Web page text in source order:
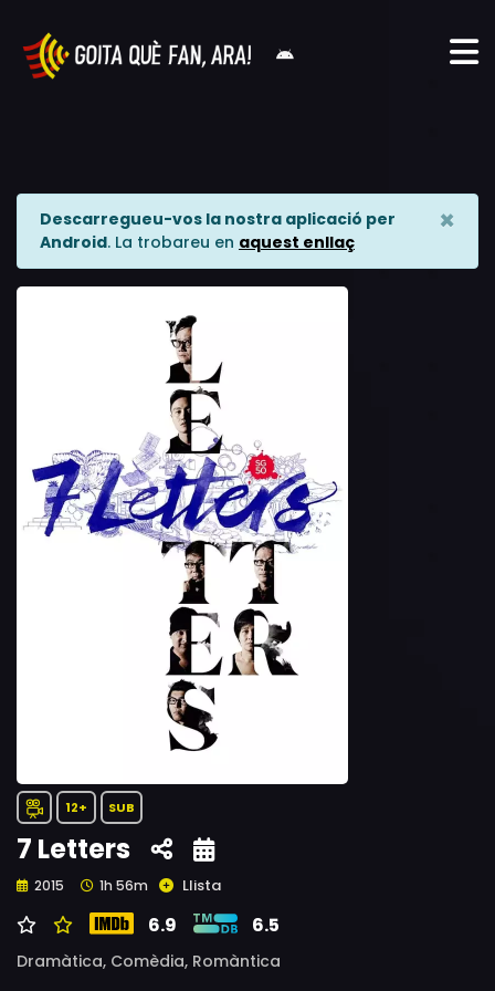
Descarregueu-vos la nostra aplicació per
Android. La trobareu en aquest enllaç
×
12+ SUB
7 Letters
2015 1h 56m Llista
6.9 6.5
Dramàtica, Comèdia, Romàntica